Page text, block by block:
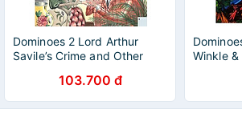
Dominoes 2 Lord Arthur
Savile’s Crime and Other
103.700 đ
Winkle